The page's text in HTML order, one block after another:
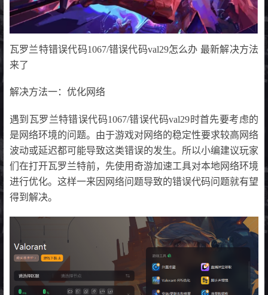
瓦罗兰特错误代码1067/错误代码val29怎么办 最新解决方法
来了
解决方法一：优化网络
遇到瓦罗兰特错误代码1067/错误代码val29时首先要考虑的
是网络环境的问题。由于游戏对网络的稳定性要求较高网络
波动或延迟都可能导致这类错误的发生。所以小编建议玩家
们在打开瓦罗兰特前，先使用奇游加速工具对本地网络环境
进行优化。这样一来因网络问题导致的错误代码问题就有望
得到解决。